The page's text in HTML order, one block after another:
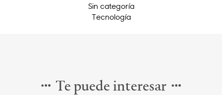
Sin categoría
Tecnología
Te puede interesar